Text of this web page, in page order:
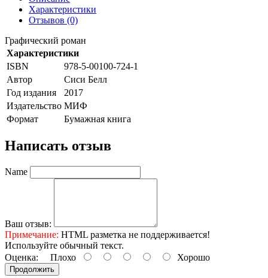
Характеристики
Отзывов (0)
Графический роман
Характеристики
ISBN
978-5-00100-724-1
Автор
Сиси Белл
Год издания
2017
Издательство МИФ
Формат
Бумажная книга
Написать отзыв
Name
Ваш отзыв:
Примечание: HTML разметка не поддерживается!
Используйте обычный текст.
Оценка: Плохо Хорошо
Продолжить